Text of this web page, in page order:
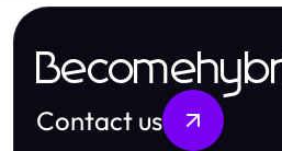
Contact us